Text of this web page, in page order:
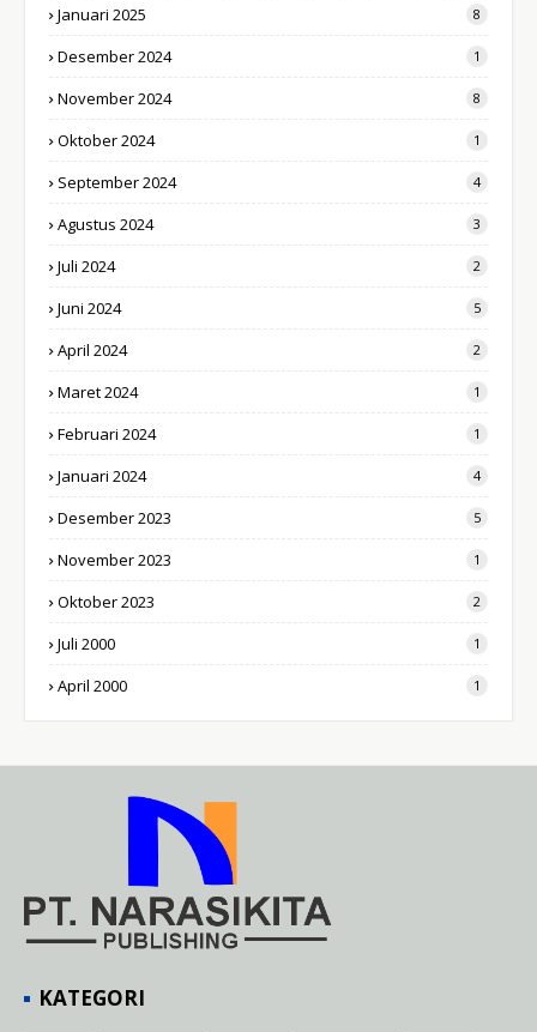
Januari 2025 8
Desember 2024 1
November 2024 8
Oktober 2024 1
September 2024 4
Agustus 2024 3
Juli 2024 2
Juni 2024 5
April 2024 2
Maret 2024 1
Februari 2024 1
Januari 2024 4
Desember 2023 5
November 2023 1
Oktober 2023 2
Juli 2000 1
April 2000 1
KATEGORI